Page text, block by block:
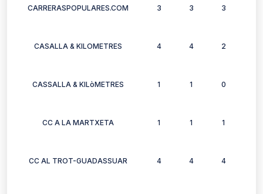
CARRERASPOPULARES.COM 3 3 3
CASALLA & KILOMETRES 4 4 2
CASSALLA & KILòMETRES 1 1 0
CC A LA MARTXETA 1 1 1
CC AL TROT-GUADASSUAR 4 4 4